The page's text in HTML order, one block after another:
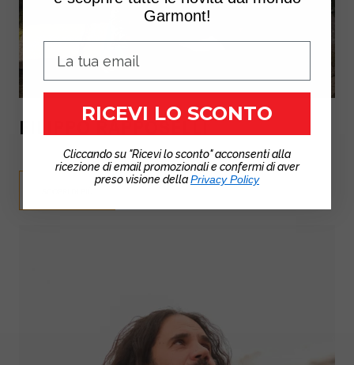
FILIPPO RAPPOSELLI
Garmont!
RICEVI LO SCONTO
Cliccando su "Ricevi lo sconto" acconsenti alla
ricezione di email promozionali e confermi di aver
preso visione dellaPrivacy Policy